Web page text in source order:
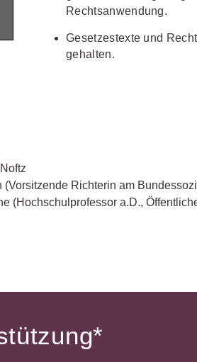
Kanzleimanagement
Rechtsanwendung.
Gesetzestexte und
gehalten.
(Vorsitzende Richterin am
(Hochschulprofessor a.D.,